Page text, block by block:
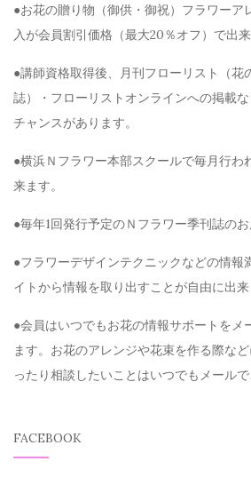
●お花の贈り物（御供・御祝）フラワーア
入が会員割引価格（最大20％オフ）で出
●講師資格取得後、月刊フローリスト（花
誌）・フローリストオンラインへの掲載
チャンスがあります。
●横浜Ｎフラワー本部スクールで毎月行わ
来ます。
●毎年1回発行予定のＮフラワー季刊誌の
●フラワーデザインテクニックなどの情報
イトから情報を取り出すことが自由に出来
●会員はいつでもお花の情報サポートをメ
ます。お花のアレンジや花束を作る際な
ったり相談したいことはいつでもメールで
FACEBOOK